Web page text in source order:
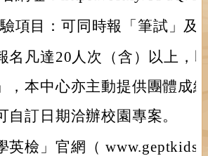
項目：可同時報「筆試」及
名凡達20人次（含）以上，
，本中心亦主動提供團體成
自訂日期洽辦校園專案。
英檢」官網（